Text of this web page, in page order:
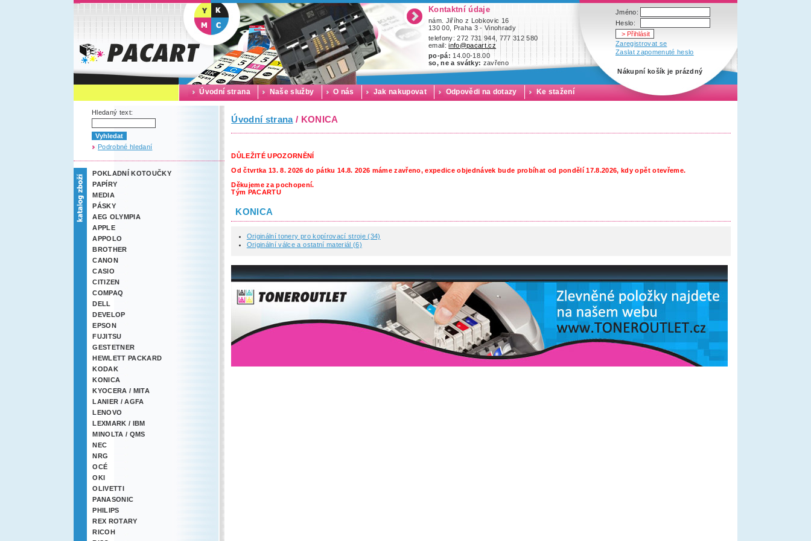
Kontaktní údaje
nám. Jiřího z Lobkovic 16
130 00, Praha 3 - Vinohrady
telefony: 272 731 944, 777 312 580
email:info@pacart.cz
po-pá: 14.00-18.00
so, ne a svátky: zavřeno
Úvodní strana Naše služby O nás Jak nakupovat Odpovědi na dotazy Ke stažení
Hledaný text:
Podrobné hledaní
POKLADNÍ KOTOUČKY
PAPÍRY
MEDIA
PÁSKY
AEG OLYMPIA
APPLE
APPOLO
BROTHER
CANON
CASIO
CITIZEN
COMPAQ
DELL
DEVELOP
EPSON
FUJITSU
GESTETNER
HEWLETT PACKARD
KODAK
KONICA
KYOCERA / MITA
LANIER / AGFA
LENOVO
LEXMARK / IBM
MINOLTA / QMS
NEC
NRG
OCÉ
OKI
OLIVETTI
PANASONIC
PHILIPS
REX ROTARY
RICOH
Úvodní strana/ KONICA
DŮLEŽITÉ UPOZORNĚNÍ
Od čtvrtka 13. 8. 2026 do pátku 14.8. 2026 máme zavřeno, expedice objednávek bude probíhat od pondělí 17.8.2026, kdy opět otevřeme.
Děkujeme za pochopení.
Tým PACARTU
KONICA
Originální tonery pro kopírovací stroje (34)
Originální válce a ostatní materiál (6)
Nákupní košík je prázdný
Jméno:
Heslo:
Zaregistrovat se
Zaslat zapomenuté heslo